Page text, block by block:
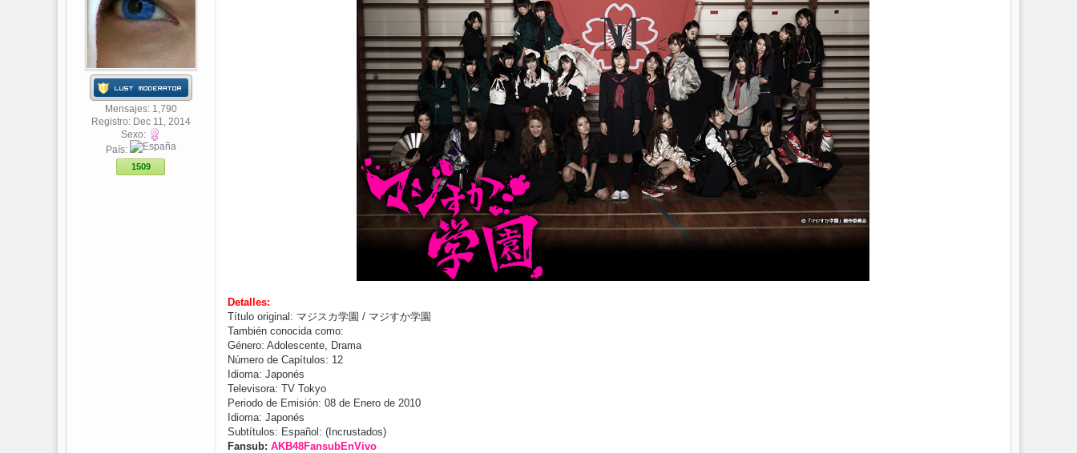
Mensajes: 1,790
Registro: Dec 11, 2014
Sexo:
País:
1509
Detalles:
Título original: マジスカ学園 / マジすか学園
También conocida como:
Género: Adolescente, Drama
Número de Capítulos: 12
Idioma: Japonés
Televisora: TV Tokyo
Periodo de Emisión: 08 de Enero de 2010
Idioma: Japonés
Subtítulos: Español: (Incrustados)
Fansub: AKB48FansubEnVivo